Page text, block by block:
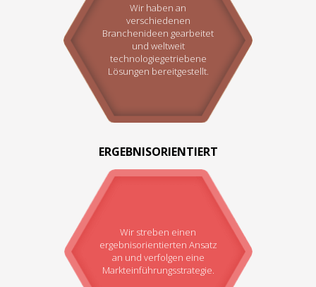
Wir haben an
verschiedenen
Branchenideen gearbeitet
und weltweit
technologiegetriebene
Lösungen bereitgestellt.
ERGEBNISORIENTIERT
Wir streben einen
ergebnisorientierten Ansatz
an und verfolgen eine
Markteinführungsstrategie.